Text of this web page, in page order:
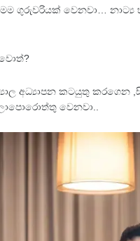
ගුරුවරියක් වෙනවා… නාට්‍ය
අධ්‍යාපන කටයුතු කරගෙන
වෙනවා..